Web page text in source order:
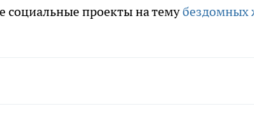
социальные проекты на темубездомных